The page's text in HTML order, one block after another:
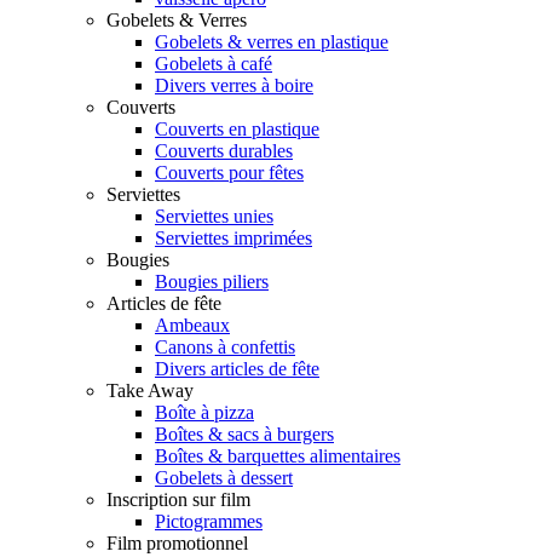
Gobelets & Verres
Gobelets & verres en plastique
Gobelets à café
Divers verres à boire
Couverts
Couverts en plastique
Couverts durables
Couverts pour fêtes
Serviettes
Serviettes unies
Serviettes imprimées
Bougies
Bougies piliers
Articles de fête
Ambeaux
Canons à confettis
Divers articles de fête
Take Away
Boîte à pizza
Boîtes & sacs à burgers
Boîtes & barquettes alimentaires
Gobelets à dessert
Inscription sur film
Pictogrammes
Film promotionnel